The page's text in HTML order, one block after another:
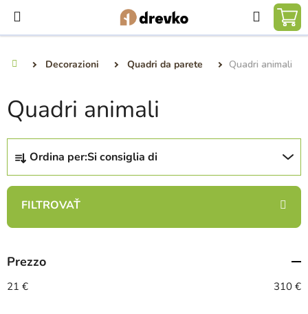
contenuto
Ricerca
Decorazioni Quadri da parete Quadri animali
Quadri animali
O
d
n
m
e
n
Ordina per:Si consiglia di
Prezzo
21 € 310 €